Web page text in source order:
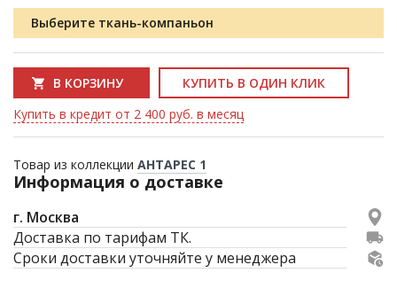
Выберите ткань-компаньон
В КОРЗИНУ
КУПИТЬ В ОДИН КЛИК
Купить в кредит от 2 400 руб. в месяц
Товар из коллекции АНТАРЕС 1
Информация о доставке
г. Москва
Доставка по тарифам ТК.
Сроки доставки уточняйте у менеджера